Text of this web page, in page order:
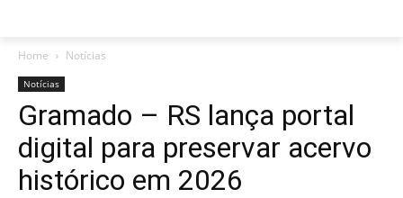
Home Notícias
Notícias
Gramado – RS lança portal
digital para preservar acervo
histórico em 2026